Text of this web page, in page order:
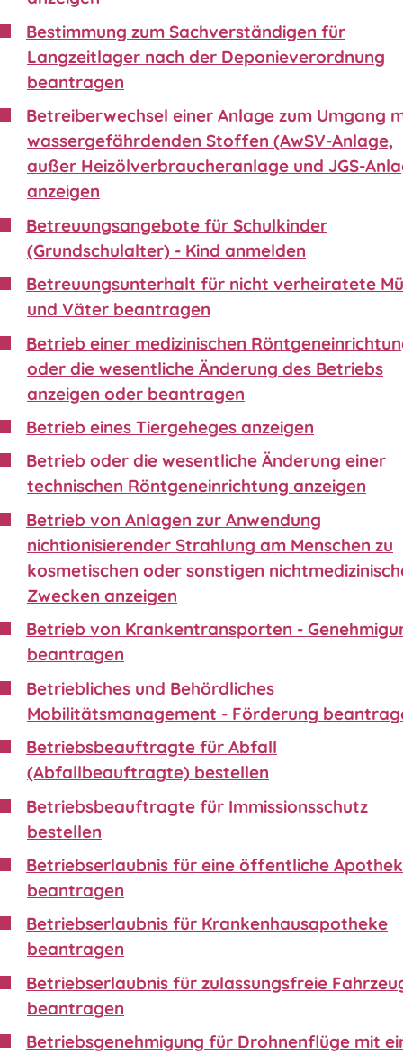
Bestimmung zum Sachverständigen für
Langzeitlager nach der Deponieverordnung
beantragen
Betreiberwechsel einer Anlage zum Umgang
wassergefährdenden Stoffen (AwSV-Anlage,
außer Heizölverbraucheranlage und JGS-
anzeigen
Betreuungsangebote für Schulkinder
(Grundschulalter) - Kind anmelden
Betreuungsunterhalt für nicht verheiratete
und Väter beantragen
Betrieb einer medizinischen
oder die wesentliche Änderung des Betriebs
anzeigen oder beantragen
Betrieb eines Tiergeheges anzeigen
Betrieb oder die wesentliche Änderung einer
technischen Röntgeneinrichtung anzeigen
Betrieb von Anlagen zur Anwendung
nichtionisierender Strahlung am Menschen zu
kosmetischen oder sonstigen
Zwecken anzeigen
Betrieb von Krankentransporten -
beantragen
Betriebliches und Behördliches
Mobilitätsmanagement - Förderung
Betriebsbeauftragte für Abfall
(Abfallbeauftragte) bestellen
Betriebsbeauftragte für Immissionsschutz
bestellen
Betriebserlaubnis für eine öffentliche
beantragen
Betriebserlaubnis für Krankenhausapotheke
beantragen
Betriebserlaubnis für zulassungsfreie
beantragen
Betriebsgenehmigung für Drohnenflüge mit